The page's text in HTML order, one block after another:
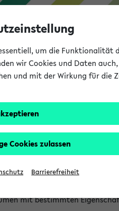
mit bestimmten
um die
wir Cookies und Daten
und mit der Wirkung für die
Cookies zulassen
Barrierefreiheit